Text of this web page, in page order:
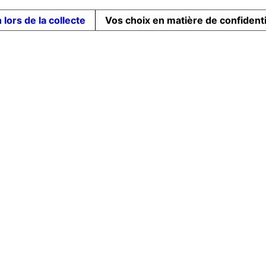
lors de la collecte Vos choix en matière de